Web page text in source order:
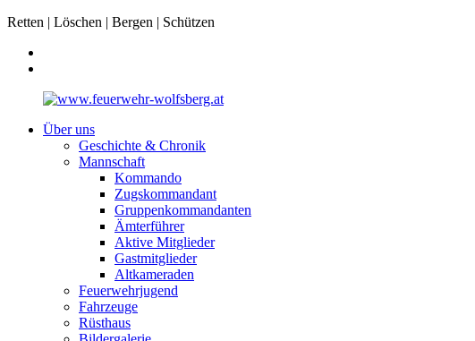
Retten | Löschen | Bergen | Schützen
Über uns
Geschichte & Chronik
Mannschaft
Kommando
Zugskommandant
Gruppenkommandanten
Ämterführer
Aktive Mitglieder
Gastmitglieder
Altkameraden
Feuerwehrjugend
Fahrzeuge
Rüsthaus